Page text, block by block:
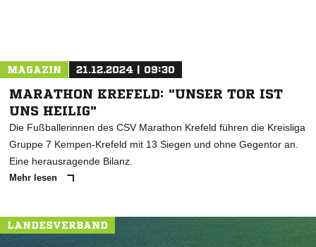
MAGAZIN 21.12.2024 | 09:30
MARATHON KREFELD: "UNSER TOR IST
UNS HEILIG"
Die Fußballerinnen des CSV Marathon Krefeld führen die Kreisliga
Gruppe 7 Kempen-Krefeld mit 13 Siegen und ohne Gegentor an.
Eine herausragende Bilanz.
Mehr lesen
LANDESVERBAND